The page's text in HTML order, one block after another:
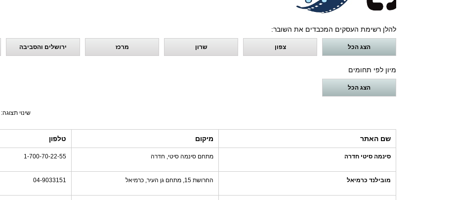
להלן רשימת העסקים המכבדים את השובר:
הצג הכל צפון שרון מרכז ירושלים והסביבה
מיון לפי תחומים
הצג הכל
שינוי תצוגה:
שם האתר מיקום טלפון
סינמה סיטי חדרה מתחם סינמה סיטי, חדרה 1-700-70-22-55
מובילנד כרמיאל החרושת 15, מתחם גן העיר, כרמיאל 04-9033151